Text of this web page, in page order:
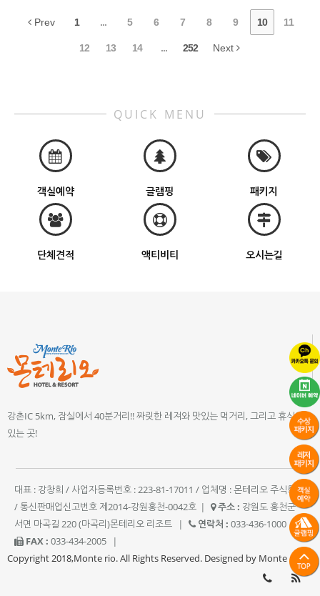
Prev 1 ... 5 6 7 8 9 10 11
12 13 14 ... 252 Next
QUICK MENU
객실예약 글램핑 패키지
단체견적 액티비티 오시는길
강촌IC 5km, 잠실에서 40분거리!! 짜릿한 레져와 맛있는 먹거리, 그리고 휴식이
있는 곳!
대표 : 강창희 / 사업자등록번호 : 223-81-17011 / 업체명 : 몬테리오 주식회사
/ 통신판매업신고번호 제2014-강원홍천-0042호 | 주소 : 강원도 홍천군
서면 마곡길 220 (마곡리)몬테리오 리조트
| 연락처 : 033-436-1000
|
FAX : 033-434-2005
|
Copyright 2018,Monte rio. All Rights Reserved. Designed by Monte rio.